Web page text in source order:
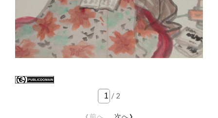
/ 2